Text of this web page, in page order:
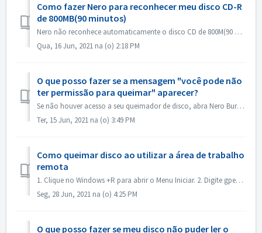
Como fazer Nero para reconhecer meu disco CD-R
de 800MB(90 minutos)
Nero não reconhece automaticamente o disco CD de 800M(90 minutos). Ainda é detectado como 700M(80minutos) agora. Se você precisar queimar um disco completo...
Qua, 16 Jun, 2021 na (o) 2:18 PM
O que posso fazer se a mensagem "você pode não
ter permissão para queimar" aparecer?
Se não houver acesso a seu queimador de disco, abra Nero Burning ROM ou Nero Express, a mensagem de erro aparece. Como resolver isto: Sob a conta de adm...
Ter, 15 Jun, 2021 na (o) 3:49 PM
Como queimar disco ao utilizar a área de trabalho
remota
1. Clique no Windows +R para abrir o Menu Iniciar. 2. Digite gpedit.msc na caixa de busca e pressione a tecla [Enter] em seu teclado. Isto abrirá o Editor ...
Seg, 28 Jun, 2021 na (o) 4:25 PM
O que posso fazer se meu disco não puder ler o